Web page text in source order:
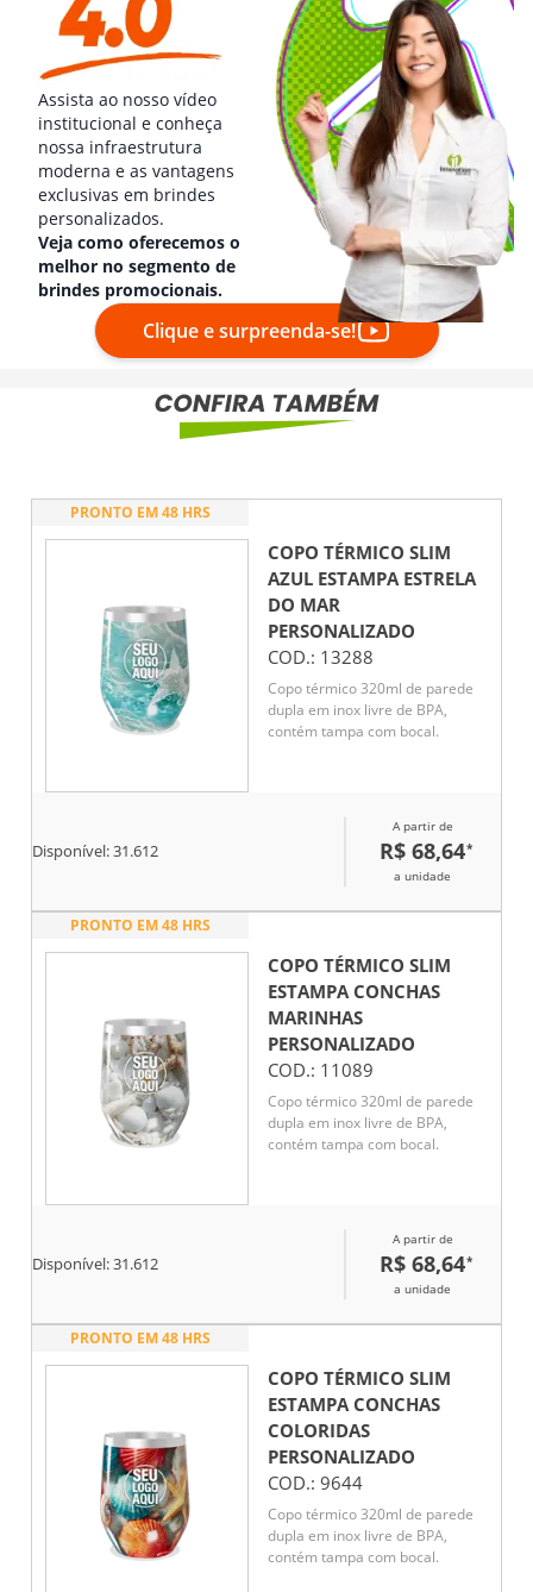
Assista ao nosso vídeo
institucional e conheça
nossa infraestrutura
moderna e as vantagens
exclusivas em brindes
personalizados.
Veja como oferecemos o
melhor no segmento de
brindes promocionais.
Clique e surpreenda-se!
PRONTO EM 48 HRS
COPO TÉRMICO SLIM
AZUL ESTAMPA ESTRELA
DO MAR
PERSONALIZADO
COD.: 13288
Copo térmico 320ml de parede
dupla em inox livre de BPA,
contém tampa com bocal.
Disponível:31.612
A partir de
R$ 68,64*
a unidade
PRONTO EM 48 HRS
COPO TÉRMICO SLIM
ESTAMPA CONCHAS
MARINHAS
PERSONALIZADO
COD.: 11089
Copo térmico 320ml de parede
dupla em inox livre de BPA,
contém tampa com bocal.
Disponível:31.612
A partir de
R$ 68,64*
a unidade
PRONTO EM 48 HRS
COPO TÉRMICO SLIM
ESTAMPA CONCHAS
COLORIDAS
PERSONALIZADO
COD.: 9644
Copo térmico 320ml de parede
dupla em inox livre de BPA,
contém tampa com bocal.